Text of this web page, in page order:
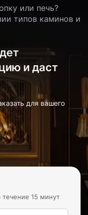
или печь?
типов каминов и
и даст
для вашего
15 минут